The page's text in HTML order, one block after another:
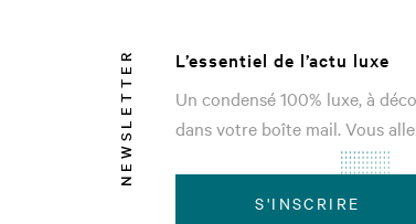
NEWSLETTER
L’essentiel de l’actu luxe
Un condensé 100% luxe, à
dans votre boîte mail. Vous
S'INSCRIRE